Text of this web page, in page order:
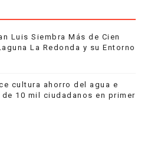
Luis Siembra Más de Cien
La Redonda y su Entorno
cultura ahorro del agua e
10 mil ciudadanos en primer